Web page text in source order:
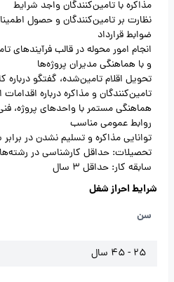
مذاکره با تامین‌کنندگان واجد شرایط
نظارت بر تامین‌کنندگان و حصول
ضوابط قرارداد
انجام امور محوله در قالب فرآیندهای
و با هماهنگی مدیران پروژه‌ها
تحویل اقلام تامین‌شده، گفتگو درباره
تامین‌کنندگان و مذاکره درباره
هماهنگی مستمر با واحدهای پروژه،
روابط عمومی مناسب
توانایی مذاکره و تسلیم نشدن در
تحصیلات: حداقل کارشناسی در
سابقه کار: حداقل 3 سال
شرایط احراز شغل
سن
25 - 45 سال